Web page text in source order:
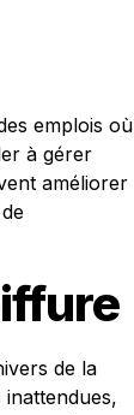
emplois où
à gérer
améliorer
de la